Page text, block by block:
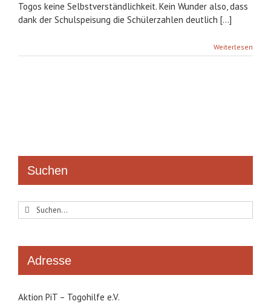
Togos keine Selbstverständlichkeit. Kein Wunder also, dass
dank der Schulspeisung die Schülerzahlen deutlich [...]
Weiterlesen
Suchen
Suche
nach:
Adresse
Aktion PiT – Togohilfe e.V.